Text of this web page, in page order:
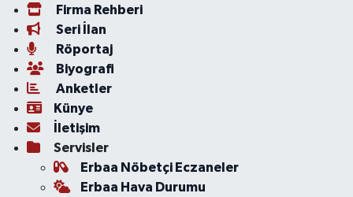
Firma Rehberi
Seri İlan
Röportaj
Biyografi
Anketler
Künye
İletişim
Servisler
Erbaa Nöbetçi Eczaneler
Erbaa Hava Durumu